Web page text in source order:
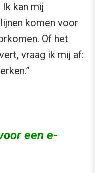
kan mij
komen voor
Of het
vraag ik mij af:
een e-